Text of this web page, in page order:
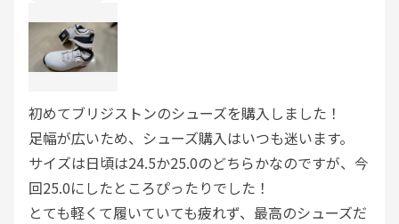
初めてブリジストンのシューズを購入しました！
足幅が広いため、シューズ購入はいつも迷います。
サイズは日頃は24.5か25.0のどちらかなのですが、今
回25.0にしたところぴったりでした！
とても軽くて履いていても疲れず、最高のシューズだ